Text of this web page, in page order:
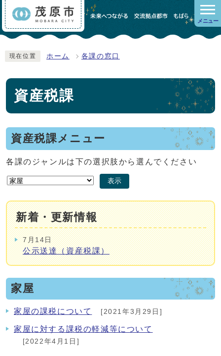
メニュー
現在位置 ホーム 各課の窓口
資産税課
資産税課メニュー
各課のジャンルは下の選択肢から選んでください
表示
新着・更新情報
7月14日
公示送達（資産税課）
家屋
家屋の課税について [2021年3月29日]
家屋に対する課税の軽減等について
[2022年4月1日]